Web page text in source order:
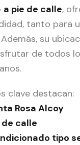
a pie de calle,
tanto para
su
de todos
clave destacan:
Rosa Alcoy
de calle
tipo